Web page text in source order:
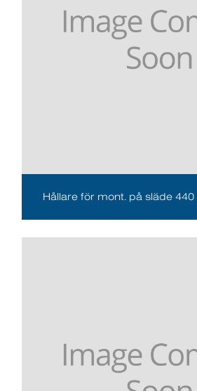
Hållare för mont. på släde